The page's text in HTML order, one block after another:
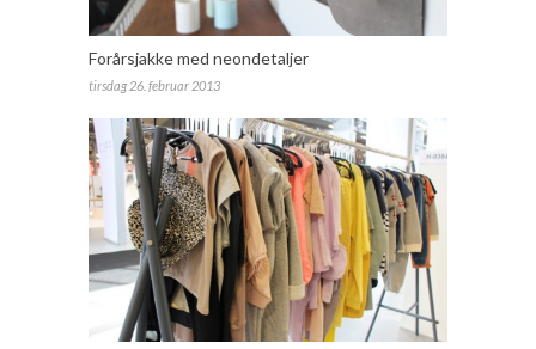
Forårsjakke med neondetaljer
tirsdag 26. februar 2013